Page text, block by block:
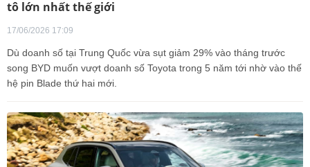
tô lớn nhất thế giới
17/06/2026 17:09
Dù doanh số tại Trung Quốc vừa sụt giảm 29% vào tháng trước
song BYD muốn vượt doanh số Toyota trong 5 năm tới nhờ vào thế
hệ pin Blade thứ hai mới.